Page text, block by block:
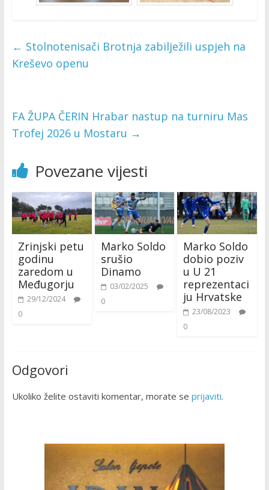
← Stolnotenisači Brotnja zabilježili uspjeh na
Kreševo openu
FA ŽUPA ČERIN Hrabar nastup na turniru Mas
Trofej 2026 u Mostaru →
Povezane vijesti
Zrinjski petu
godinu
zaredom u
Međugorju
29/12/2024
0
Marko Soldo
srušio
Dinamo
03/02/2025
0
Marko Soldo
dobio poziv
u U 21
reprezentaci
ju Hrvatske
23/08/2023
0
Odgovori
Ukoliko želite ostaviti komentar, morate se prijaviti.